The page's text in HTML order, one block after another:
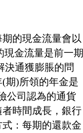
的現金流量會以
現金流量是前一期
決通獲膨脹的問
期)所領的年金是
公司認為的通貨
時間成長，銀行
：每期的還款金